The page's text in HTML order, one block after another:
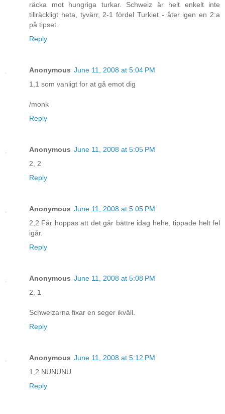
räcka mot hungriga turkar. Schweiz är helt enkelt inte
tillräckligt heta, tyvärr, 2-1 fördel Turkiet - åter igen en 2:a
på tipset.
Reply
Anonymous June 11, 2008 at 5:04 PM
1,1 som vanligt for at gå emot dig
/monk
Reply
Anonymous June 11, 2008 at 5:05 PM
2, 2
Reply
Anonymous June 11, 2008 at 5:05 PM
2,2 Får hoppas att det går bättre idag hehe, tippade helt fel
igår.
Reply
Anonymous June 11, 2008 at 5:08 PM
2, 1
Schweizarna fixar en seger ikväll.
Reply
Anonymous June 11, 2008 at 5:12 PM
1,2 NUNUNU
Reply